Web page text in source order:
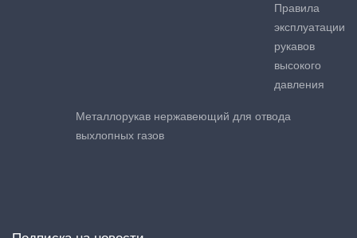
Правила
эксплуатации
рукавов
высокого
давления
Металлорукав нержавеющий для отвода
выхлопных газов